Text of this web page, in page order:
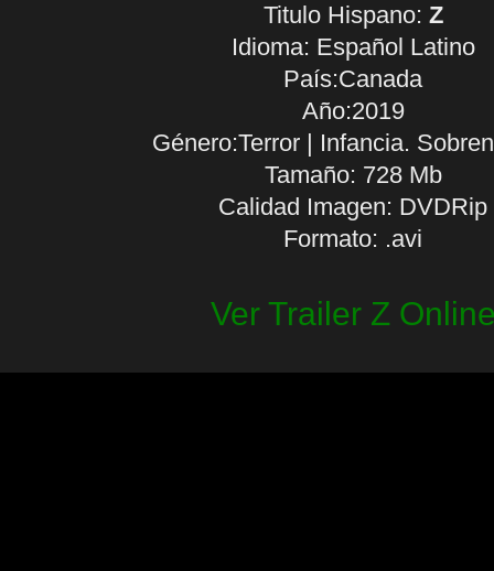
Titulo Hispano: Z
Idioma: Español Latino
País:Canada
Año:2019
Género:Terror | Infancia.
Tamaño: 728 Mb
Calidad Imagen: DVDRip
Formato: .avi
Ver Trailer Z